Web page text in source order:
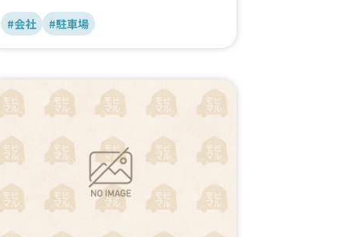
いう意見で初めて取り組むことになりまし
た。
かと思い応募してみました。
#会社 #駐車場